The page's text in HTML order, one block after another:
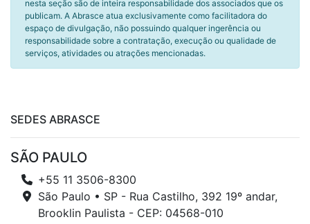
nesta seção são de inteira responsabilidade dos associados que os
publicam. A Abrasce atua exclusivamente como facilitadora do
espaço de divulgação, não possuindo qualquer ingerência ou
responsabilidade sobre a contratação, execução ou qualidade de
serviços, atividades ou atrações mencionadas.
SEDES ABRASCE
SÃO PAULO
+55 11 3506-8300
São Paulo • SP - Rua Castilho, 392 19º andar,
Brooklin Paulista - CEP: 04568-010